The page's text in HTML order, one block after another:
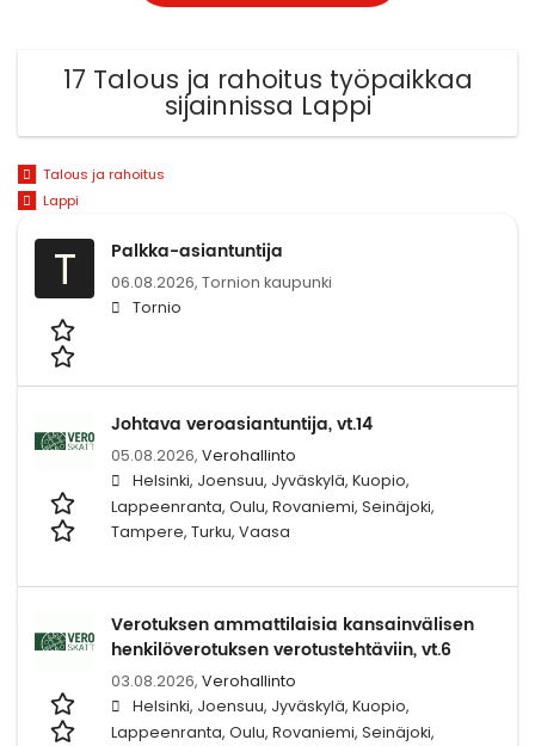
17 Talous ja rahoitus työpaikkaa
sijainnissa Lappi
Talous ja rahoitus
Lappi
T Palkka-asiantuntija
06.08.2026, Tornion kaupunki
Tornio
Johtava veroasiantuntija, vt.14
05.08.2026, Verohallinto
Helsinki, Joensuu, Jyväskylä, Kuopio,
Lappeenranta, Oulu, Rovaniemi, Seinäjoki,
Tampere, Turku, Vaasa
Verotuksen ammattilaisia kansainvälisen
henkilöverotuksen verotustehtäviin, vt.6
03.08.2026, Verohallinto
Helsinki, Joensuu, Jyväskylä, Kuopio,
Lappeenranta, Oulu, Rovaniemi, Seinäjoki,